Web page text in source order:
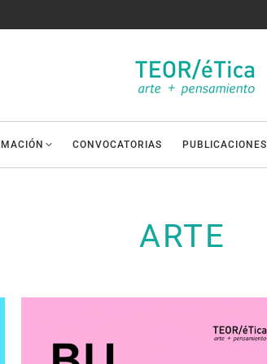
CONVOCATORIAS PUBLICACIONES
ARTE